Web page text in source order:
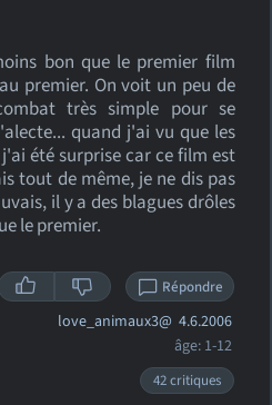
bon que le premier film
premier. On voit un peu de
très simple pour se
quand j'ai vu que les
été surprise car ce film est
tout de même, je ne dis pas
il y a des blagues drôles
le premier.
Répondre
love_animaux3@ 4.6.2006
âge: 1-12
42 critiques